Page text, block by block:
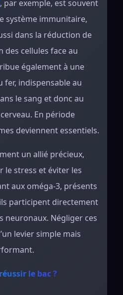
, par exemple, est souvent
système immunitaire,
dans la réduction de
cellules face au
également à une
fer, indispensable au
le sang et donc au
En période
deviennent essentiels.
un allié précieux,
stress et éviter les
aux oméga-3, présents
participent directement
neuronaux. Négliger ces
levier simple mais
le bac ?